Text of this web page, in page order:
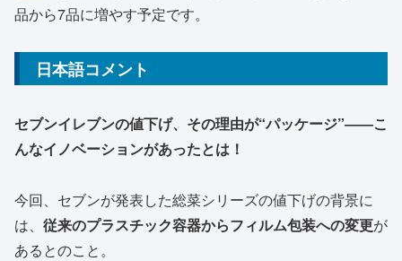
品から7品に増やす予定です。
日本語コメント
セブンイレブンの値下げ、その理由が“パッケージ”――こ
んなイノベーションがあったとは！
今回、セブンが発表した総菜シリーズの値下げの背景に
は、 従来のプラスチック容器からフィルム包装への変更が
あるとのこと。